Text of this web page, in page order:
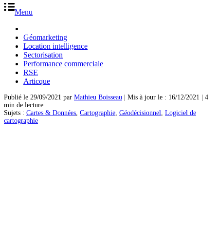
Menu
Géomarketing
Location intelligence
Sectorisation
Performance commerciale
RSE
Articque
Publié le 29/09/2021 par Mathieu Boisseau | Mis à jour le : 16/12/2021 | 4
min de lecture
Sujets : Cartes & Données Cartographie Géodécisionnel
Logiciel de
cartographie